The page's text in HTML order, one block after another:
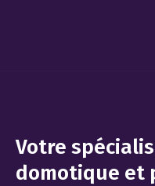
Votre
domotique et